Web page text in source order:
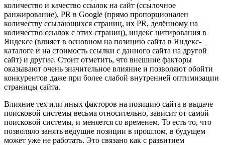
количество и качество ссылок на сайт (ссылочное
ранжирование), PR в Google (прямо пропорционален
количеству ссылающихся страниц, их PR, делённому на
количество ссылок с этих страниц), индекс цитирования в
Яндексе (влияет в основном на позицию сайта в Яндекс-
каталоге и на стоимость ссылки с данного сайта на другой
сайт) и другие. Стоит отметить, что внешние факторы
оказывают очень значительное влияние и позволяют обойти
конкурентов даже при более слабой внутренней оптимизации
страницы сайта.
Влияние тех или иных факторов на позицию сайта в выдаче
поисковой системы весьма относительно, зависит от самой
поисковой системы, и меняется со временем. То есть то, что
позволяло занять ведущие позиции в прошлом, в будущем
может уже не работать. Это связано как с развитием